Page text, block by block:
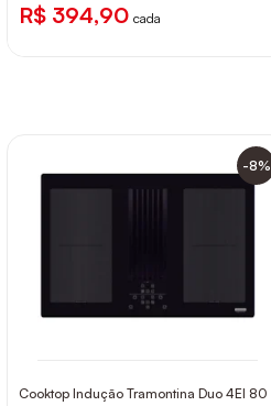
R$ 394,90 cada
-8%
Cooktop Indução Tramontina Duo 4EI 80